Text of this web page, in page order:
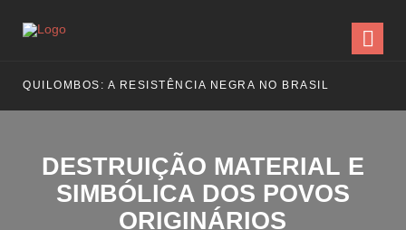
QUILOMBOS: A RESISTÊNCIA NEGRA NO BRASIL
DESTRUIÇÃO MATERIAL E
SIMBÓLICA DOS POVOS
ORIGINÁRIOS